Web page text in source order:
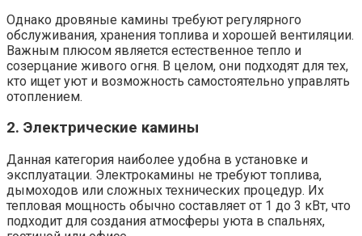
Однако дровяные камины требуют регулярного
обслуживания, хранения топлива и хорошей вентиляции.
Важным плюсом является естественное тепло и
созерцание живого огня. В целом, они подходят для тех,
кто ищет уют и возможность самостоятельно управлять
отоплением.
2. Электрические камины
Данная категория наиболее удобна в установке и
эксплуатации. Электрокамины не требуют топлива,
дымоходов или сложных технических процедур. Их
тепловая мощность обычно составляет от 1 до 3 кВт, что
подходит для создания атмосферы уюта в спальнях,